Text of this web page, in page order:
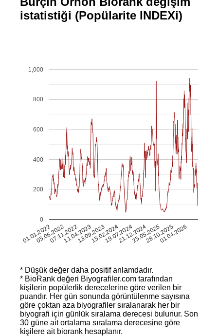
istatistiği (Popülarite INDEXi)
01.01.2022
05.06.2022
07.11.2022
11.04.2023
13.09.2023
15.02.2024
19.07.2024
21.12.2024
25.05.2025
28.10.2025
01.04.2026
0
200
400
600
800
1,000
* Düşük değer daha positif anlamdadır.
* BioRank değeri Biyografiler.com tarafından
kişilerin popülerlik derecelerine göre verilen bir
puandır. Her gün sonunda görüntülenme sayısına
göre çoktan aza biyografiler sıralanarak her bir
biyografi için günlük sıralama derecesi bulunur. Son
30 güne ait ortalama sıralama derecesine göre
kişilere ait biorank hesaplanır.